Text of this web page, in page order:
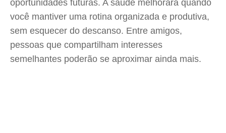
oportunidades futuras. A saúde melhorará quando
você mantiver uma rotina organizada e produtiva,
sem esquecer do descanso. Entre amigos,
pessoas que compartilham interesses
semelhantes poderão se aproximar ainda mais.